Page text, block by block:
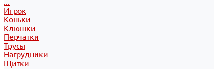
...
Игрок
Коньки
Клюшки
Перчатки
Трусы
Нагрудники
Щитки